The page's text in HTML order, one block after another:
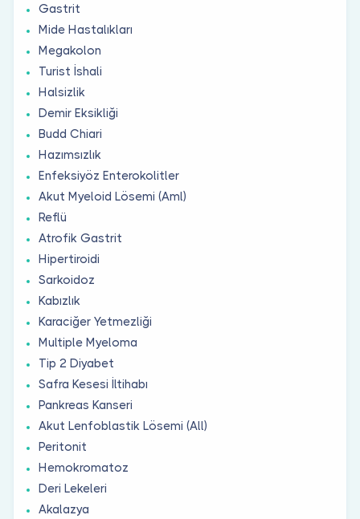
Gastrit
Mide Hastalıkları
Megakolon
Turist İshali
Halsizlik
Demir Eksikliği
Budd Chiari
Hazımsızlık
Enfeksiyöz Enterokolitler
Akut Myeloid Lösemi (Aml)
Reflü
Atrofik Gastrit
Hipertiroidi
Sarkoidoz
Kabızlık
Karaciğer Yetmezliği
Multiple Myeloma
Tip 2 Diyabet
Safra Kesesi İltihabı
Pankreas Kanseri
Akut Lenfoblastik Lösemi (All)
Peritonit
Hemokromatoz
Deri Lekeleri
Akalazya